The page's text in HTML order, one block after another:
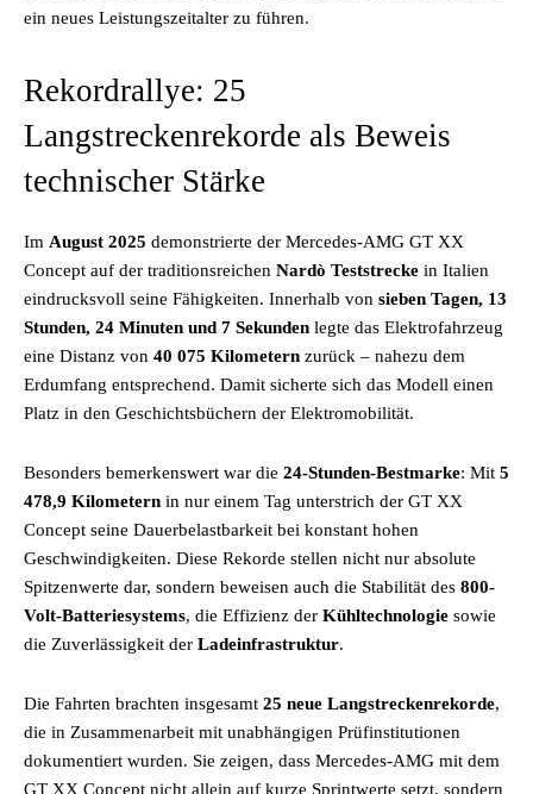
ein neues Leistungszeitalter zu führen.
Rekordrallye: 25
Langstreckenrekorde als Beweis
technischer Stärke
Im August 2025 demonstrierte der Mercedes-AMG GT XX
Concept auf der traditionsreichen Nardò Teststrecke in Italien
eindrucksvoll seine Fähigkeiten. Innerhalb von sieben Tagen, 13
Stunden, 24 Minuten und 7 Sekunden legte das Elektrofahrzeug
eine Distanz von 40 075 Kilometern zurück – nahezu dem
Erdumfang entsprechend. Damit sicherte sich das Modell einen
Platz in den Geschichtsbüchern der Elektromobilität.
Besonders bemerkenswert war die 24-Stunden-Bestmarke: Mit 5
478,9 Kilometern in nur einem Tag unterstrich der GT XX
Concept seine Dauerbelastbarkeit bei konstant hohen
Geschwindigkeiten. Diese Rekorde stellen nicht nur absolute
Spitzenwerte dar, sondern beweisen auch die Stabilität des 800-
Volt-Batteriesystems, die Effizienz der Kühltechnologie sowie
die Zuverlässigkeit der Ladeinfrastruktur.
Die Fahrten brachten insgesamt 25 neue Langstreckenrekorde,
die in Zusammenarbeit mit unabhängigen Prüfinstitutionen
dokumentiert wurden. Sie zeigen, dass Mercedes-AMG mit dem
GT XX Concept nicht allein auf kurze Sprintwerte setzt, sondern